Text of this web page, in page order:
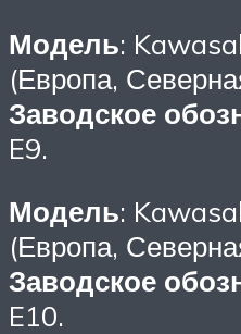
Модель:
(Европа,
Заводское
E9.
Модель:
(Европа,
Заводское
E10.